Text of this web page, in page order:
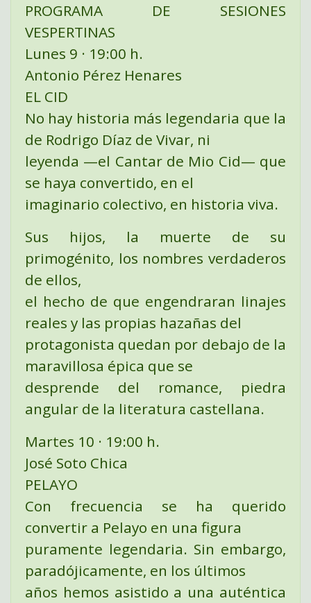
PROGRAMA DE SESIONES
VESPERTINAS
Lunes 9 · 19:00 h.
Antonio Pérez Henares
EL CID
No hay historia más legendaria que la
de Rodrigo Díaz de Vivar, ni
leyenda —el Cantar de Mio Cid— que
se haya convertido, en el
imaginario colectivo, en historia viva.
Sus hijos, la muerte de su
primogénito, los nombres verdaderos
de ellos,
el hecho de que engendraran linajes
reales y las propias hazañas del
protagonista quedan por debajo de la
maravillosa épica que se
desprende del romance, piedra
angular de la literatura castellana.
Martes 10 · 19:00 h.
José Soto Chica
PELAYO
Con frecuencia se ha querido
convertir a Pelayo en una figura
puramente legendaria. Sin embargo,
paradójicamente, en los últimos
años hemos asistido a una auténtica